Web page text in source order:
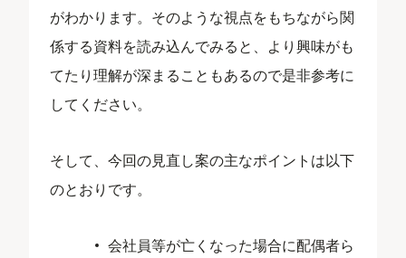
がわかります。そのような視点をもちながら関
係する資料を読み込んでみると、より興味がも
てたり理解が深まることもあるので是非参考に
してください。
そして、今回の見直し案の主なポイントは以下
のとおりです。
会社員等が亡くなった場合に配偶者ら